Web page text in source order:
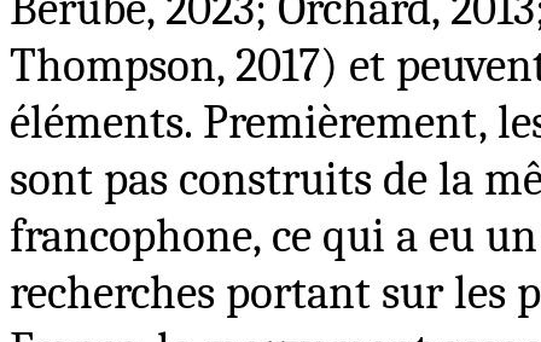
Thompson, 2017) et
éléments. Premièrement,
sont pas construits de la
francophone, ce qui a eu
recherches portant sur les